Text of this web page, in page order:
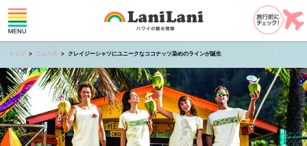
トップ ニュース クレイジーシャツにユニークなココナッツ染めのラインが誕生